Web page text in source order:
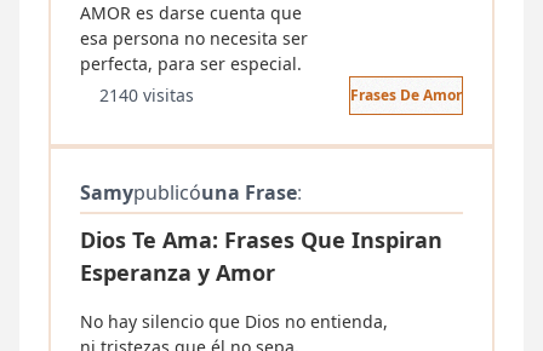
AMOR es darse cuenta que
esa persona no necesita ser
perfecta, para ser especial.
2140 visitas
Frases De Amor
Samypublicóuna Frase:
Dios Te Ama: Frases Que Inspiran
Esperanza y Amor
No hay silencio que Dios no entienda,